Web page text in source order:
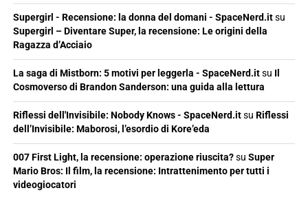
Supergirl - Recensione: la donna del domani - SpaceNerd.itsu
Supergirl – Diventare Super, la recensione: Le origini della
Ragazza d’Acciaio
La saga di Mistborn: 5 motivi per leggerla - SpaceNerd.itsu Il
Cosmoverso di Brandon Sanderson: una guida alla lettura
Riflessi dell'Invisibile: Nobody Knows - SpaceNerd.itsu Riflessi
dell’Invisibile: Maborosi, l’esordio di Kore’eda
007 First Light, la recensione: operazione riuscita?su Super
Mario Bros: Il film, la recensione: Intrattenimento per tutti i
videogiocatori